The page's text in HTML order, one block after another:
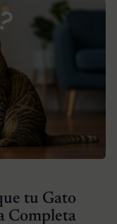
tu Gato
Completa